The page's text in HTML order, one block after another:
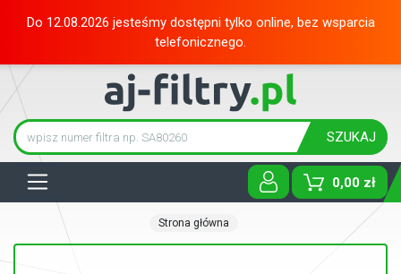
Do 12.08.2026 jesteśmy dostępni tylko online, bez wsparcia
telefonicznego.
SZUKAJ
0,00 zł
Strona główna